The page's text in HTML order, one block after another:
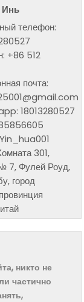
Инь
телефон:
+86 512
почта:
18013280527
301,
7, Фулей Роуд,
город
никто не
частично